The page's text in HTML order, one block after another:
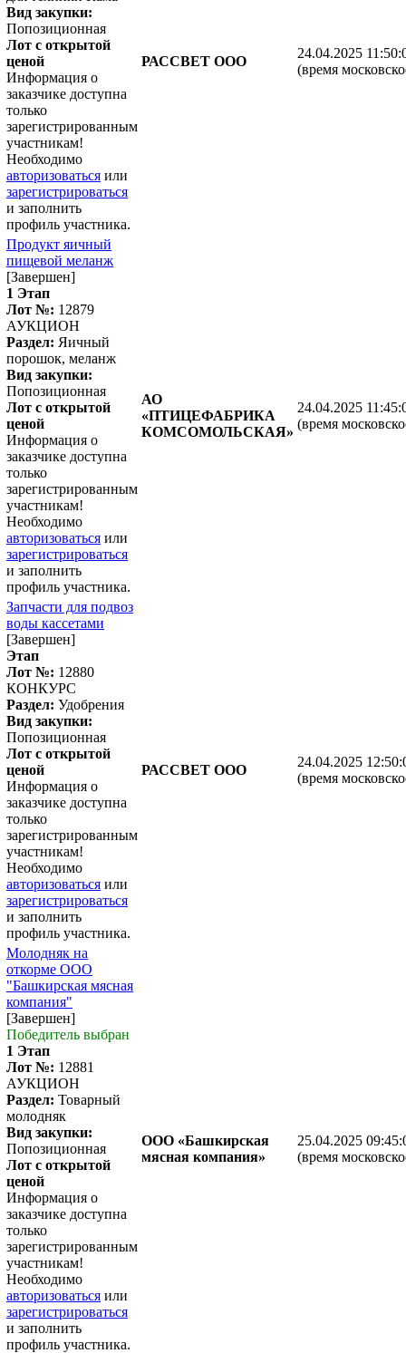
Вид закупки:
Попозиционная
Лот с открытой
ценой
Информация о
заказчике доступна
только
зарегистрированным
участникам!
Необходимо
авторизоваться или
зарегистрироваться
и заполнить
профиль участника.
РАССВЕТ ООО
24.04.2025
(время
Продукт яичный
пищевой меланж
[Завершен]
1 Этап
Лот №: 12879
АУКЦИОН
Раздел: Яичный
порошок, меланж
Вид закупки:
Попозиционная
Лот с открытой
ценой
Информация о
заказчике доступна
только
зарегистрированным
участникам!
Необходимо
авторизоваться или
зарегистрироваться
и заполнить
профиль участника.
АО
«ПТИЦЕФАБРИКА
КОМСОМОЛЬСКАЯ»
24.04.2025
(время
Запчасти для подвоз
воды кассетами
[Завершен]
Этап
Лот №: 12880
КОНКУРС
Раздел: Удобрения
Вид закупки:
Попозиционная
Лот с открытой
ценой
Информация о
заказчике доступна
только
зарегистрированным
участникам!
Необходимо
авторизоваться или
зарегистрироваться
и заполнить
профиль участника.
РАССВЕТ ООО
24.04.2025
(время
Молодняк на
откорме ООО
"Башкирская мясная
компания"
[Завершен]
Победитель выбран
1 Этап
Лот №: 12881
АУКЦИОН
Раздел: Товарный
молодняк
Вид закупки:
Попозиционная
Лот с открытой
ценой
Информация о
заказчике доступна
только
зарегистрированным
участникам!
Необходимо
авторизоваться или
зарегистрироваться
и заполнить
профиль участника.
ООО «Башкирская
мясная компания»
25.04.2025
(время